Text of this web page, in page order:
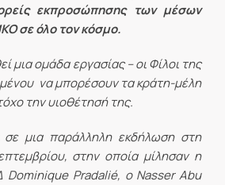
εκπροσώπησης των μέσων
σε όλο τον κόσμο.
μια ομάδα εργασίας – οι Φίλοι της
να μπορέσουν τα κράτη-μέλη
την υιοθέτησή της.
σε μια παράλληλη εκδήλωση στη
στην οποία μίλησαν η
Pradalié, ο Nasser Abu